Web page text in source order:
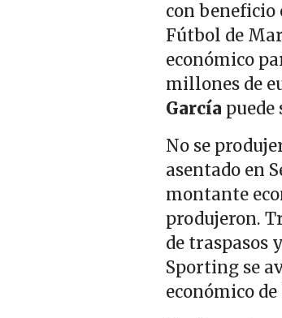
con beneficio
Fútbol de
económico
millones de
García puede
No se
asentado en
montante
produjeron.
de traspasos
Sporting se
económico